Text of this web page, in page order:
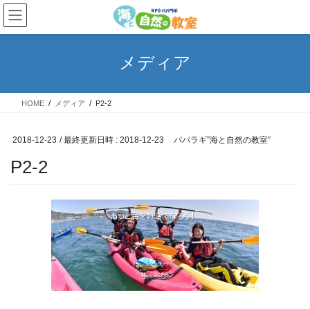
コ
ン
テ
ス
ナ
ビ
ゲ
ン
メディア
HOME メディア P2-2
2018-12-23 / 最終更新日時 : 2018-12-23 パパラギ”海と自然の教室”
P2-2